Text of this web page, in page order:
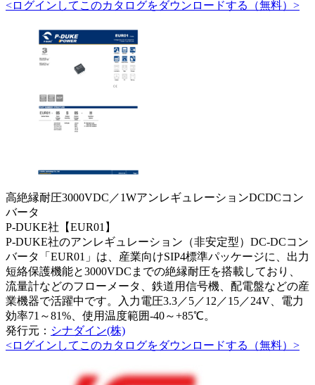
<ログインしてこのカタログをダウンロードする（無料）>
高絶縁耐圧3000VDC／1WアンレギュレーションDCDCコン
バータ
P-DUKE社【EUR01】
P-DUKE社のアンレギュレーション（非安定型）DC-DCコン
バータ「EUR01」は、産業向けSIP4標準パッケージに、出力
短絡保護機能と3000VDCまでの絶縁耐圧を搭載しており、
流量計などのフローメータ、鉄道用信号機、配電盤などの産
業機器で活躍中です。入力電圧3.3／5／12／15／24V、電力
効率71～81%、使用温度範囲-40～+85℃。
発行元： シナダイン(株)
<ログインしてこのカタログをダウンロードする（無料）>